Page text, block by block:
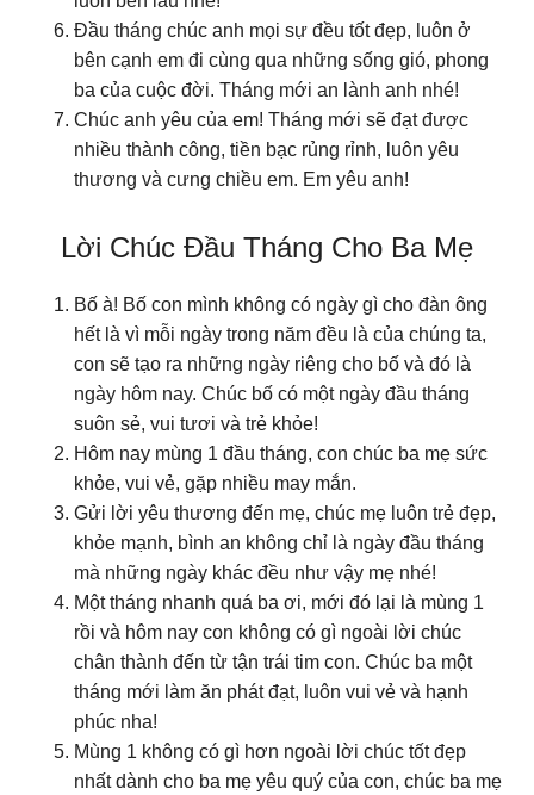
Đầu tháng chúc anh mọi sự đều tốt đẹp, luôn ở
bên cạnh em đi cùng qua những sống gió, phong
ba của cuộc đời. Tháng mới an lành anh nhé!
Chúc anh yêu của em! Tháng mới sẽ đạt được
nhiều thành công, tiền bạc rủng rỉnh, luôn yêu
thương và cưng chiều em. Em yêu anh!
Lời Chúc Đầu Tháng Cho Ba Mẹ
Bố à! Bố con mình không có ngày gì cho đàn ông
hết là vì mỗi ngày trong năm đều là của chúng ta,
con sẽ tạo ra những ngày riêng cho bố và đó là
ngày hôm nay. Chúc bố có một ngày đầu tháng
suôn sẻ, vui tươi và trẻ khỏe!
Hôm nay mùng 1 đầu tháng, con chúc ba mẹ sức
khỏe, vui vẻ, gặp nhiều may mắn.
Gửi lời yêu thương đến mẹ, chúc mẹ luôn trẻ đẹp,
khỏe mạnh, bình an không chỉ là ngày đầu tháng
mà những ngày khác đều như vậy mẹ nhé!
Một tháng nhanh quá ba ơi, mới đó lại là mùng 1
rồi và hôm nay con không có gì ngoài lời chúc
chân thành đến từ tận trái tim con. Chúc ba một
tháng mới làm ăn phát đạt, luôn vui vẻ và hạnh
phúc nha!
Mùng 1 không có gì hơn ngoài lời chúc tốt đẹp
nhất dành cho ba mẹ yêu quý của con, chúc ba mẹ